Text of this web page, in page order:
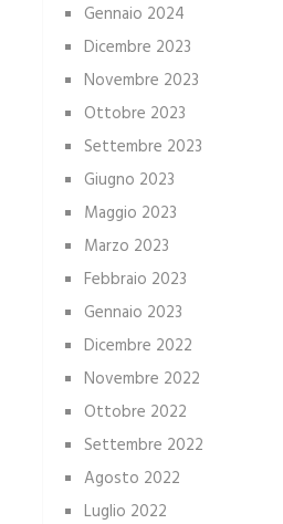
Gennaio 2024
Dicembre 2023
Novembre 2023
Ottobre 2023
Settembre 2023
Giugno 2023
Maggio 2023
Marzo 2023
Febbraio 2023
Gennaio 2023
Dicembre 2022
Novembre 2022
Ottobre 2022
Settembre 2022
Agosto 2022
Luglio 2022